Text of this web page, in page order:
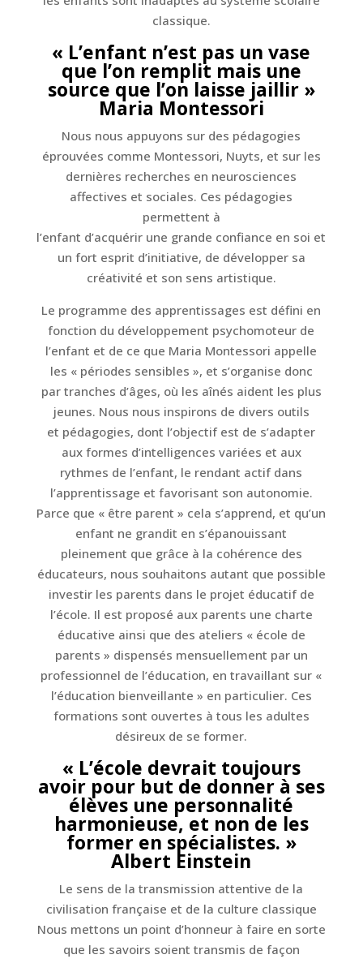
classique.
« L’enfant n’est pas un vase
que l’on remplit mais une
source que l’on laisse jaillir »
Maria Montessori
Nous nous appuyons sur des pédagogies
éprouvées comme Montessori, Nuyts, et sur les
dernières recherches en neurosciences
affectives et sociales. Ces pédagogies
permettent à
l’enfant d’acquérir une grande confiance en soi et
un fort esprit d’initiative, de développer sa
créativité et son sens artistique.
Le programme des apprentissages est défini en
fonction du développement psychomoteur de
l’enfant et de ce que Maria Montessori appelle
les « périodes sensibles », et s’organise donc
par tranches d’âges, où les aînés aident les plus
jeunes. Nous nous inspirons de divers outils
et pédagogies, dont l’objectif est de s’adapter
aux formes d’intelligences variées et aux
rythmes de l’enfant, le rendant actif dans
l’apprentissage et favorisant son autonomie.
Parce que « être parent » cela s’apprend, et qu’un
enfant ne grandit en s’épanouissant
pleinement que grâce à la cohérence des
éducateurs, nous souhaitons autant que possible
investir les parents dans le projet éducatif de
l’école. Il est proposé aux parents une charte
éducative ainsi que des ateliers « école de
parents » dispensés mensuellement par un
professionnel de l’éducation, en travaillant sur «
l’éducation bienveillante » en particulier. Ces
formations sont ouvertes à tous les adultes
désireux de se former.
« L’école devrait toujours
avoir pour but de donner à ses
élèves une personnalité
harmonieuse, et non de les
former en spécialistes. »
Albert Einstein
Le sens de la transmission attentive de la
civilisation française et de la culture classique
Nous mettons un point d’honneur à faire en sorte
que les savoirs soient transmis de façon